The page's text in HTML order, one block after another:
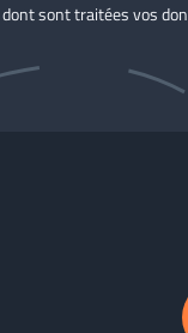
sont traitées vos